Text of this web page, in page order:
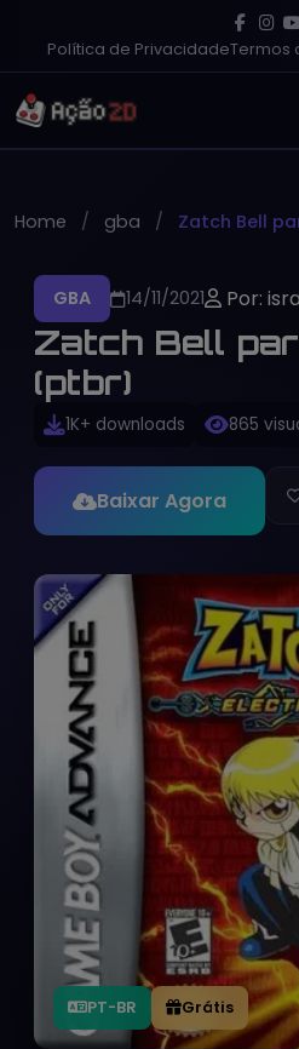
Política de PrivacidadeTermos
Home gba Zatch Bell
GBA 14/11/2021 Por:
Zatch Bell
(ptbr)
1K+ downloads 865
Baixar Agora
PT-BR Grátis